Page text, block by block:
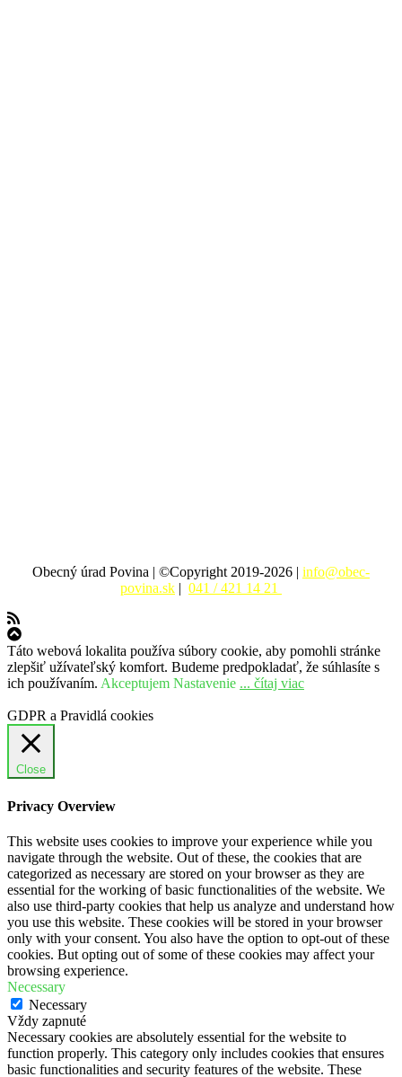
Obecný úrad Povina | ©Copyright 2019-2026 | info@obec-
povina.sk | 041 / 421 14 21
Táto webová lokalita používa súbory cookie, aby pomohli stránke
zlepšiť užívateľský komfort. Budeme predpokladať, že súhlasíte s
ich používaním. Akceptujem Nastavenie ... čítaj viac
GDPR a Pravidlá cookies
Close
Privacy Overview
This website uses cookies to improve your experience while you
navigate through the website. Out of these, the cookies that are
categorized as necessary are stored on your browser as they are
essential for the working of basic functionalities of the website. We
also use third-party cookies that help us analyze and understand how
you use this website. These cookies will be stored in your browser
only with your consent. You also have the option to opt-out of these
cookies. But opting out of some of these cookies may affect your
browsing experience.
Necessary
Necessary
Vždy zapnuté
Necessary cookies are absolutely essential for the website to
function properly. This category only includes cookies that ensures
basic functionalities and security features of the website. These